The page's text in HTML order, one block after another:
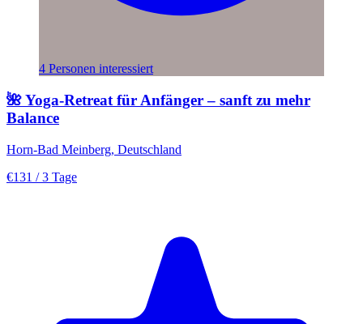
4 Personen interessiert
🌺 Yoga-Retreat für Anfänger – sanft zu mehr
Balance
Horn-Bad Meinberg, Deutschland
€131 / 3 Tage